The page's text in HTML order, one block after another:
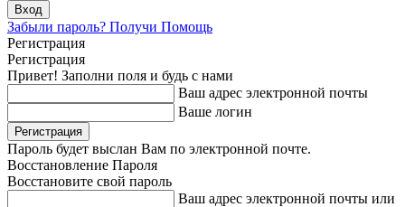
Забыли пароль? Получи Помощь
Регистрация
Регистрация
Привет! Заполни поля и будь с нами
Ваш адрес электронной почты
Ваше логин
Пароль будет выслан Вам по электронной почте.
Восстановление Пароля
Восстановите свой пароль
Ваш адрес электронной почты или